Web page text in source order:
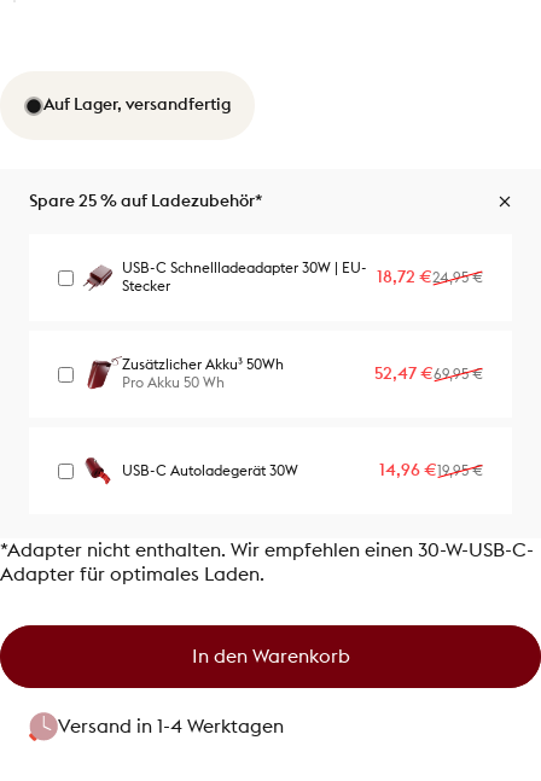
Auf Lager, versandfertig
Spare 25 % auf Ladezubehör*
USB-C Schnellladeadapter 30W | EU-
Stecker
Verkaufspreis
18,72 €
Normaler Preis
24,95 €
Zusätzlicher Akku³ 50Wh
Pro Akku 50 Wh
Verkaufspreis
52,47 €
Normaler Preis
69,95 €
USB-C Autoladegerät 30W Verkaufspreis
14,96 €
Normaler Preis
19,95 €
*Adapter nicht enthalten. Wir empfehlen einen 30-W-USB-C-
Adapter für optimales Laden.
In den Warenkorb
Versand in 1-4 Werktagen